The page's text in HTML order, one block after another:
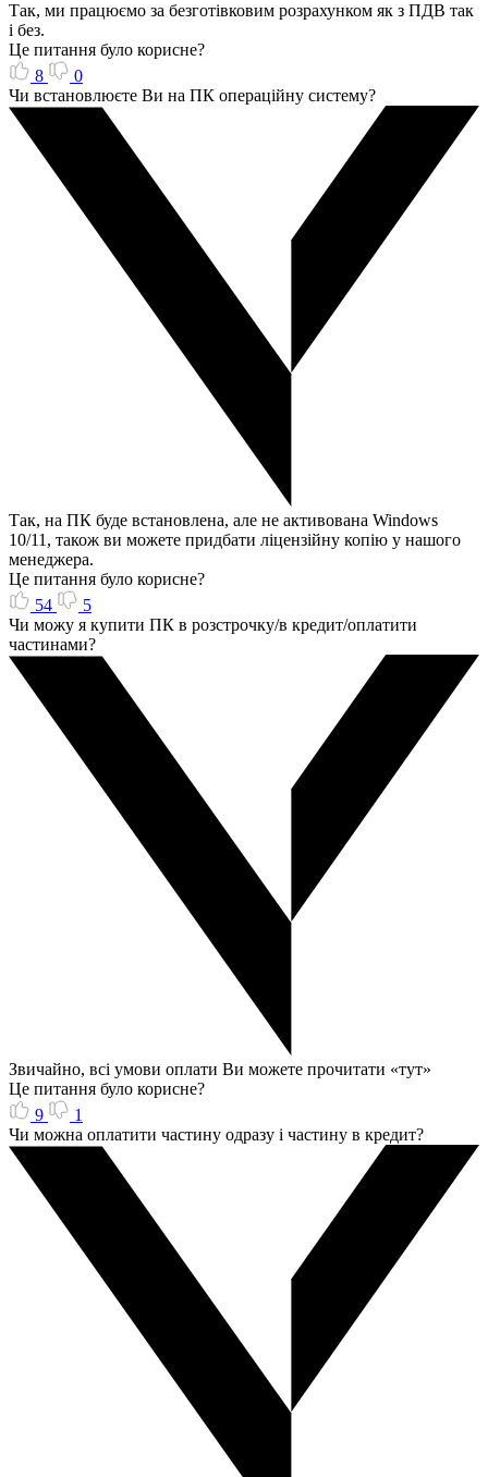
Так, ми працюємо за безготівковим розрахунком як з ПДВ так
і без.
Це питання було корисне?
8
0
Чи встановлюєте Ви на ПК операційну систему?
Так, на ПК буде встановлена, але не активована Windows
10/11, також ви можете придбати ліцензійну копію у нашого
менеджера.
Це питання було корисне?
54
5
Чи можу я купити ПК в розстрочку/в кредит/оплатити
частинами?
Звичайно, всі умови оплати Ви можете прочитати «тут»
Це питання було корисне?
9
1
Чи можна оплатити частину одразу і частину в кредит?